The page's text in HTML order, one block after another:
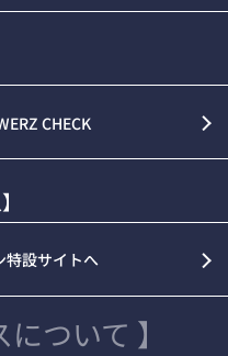
CHECK
特設サイトへ
ついて 】